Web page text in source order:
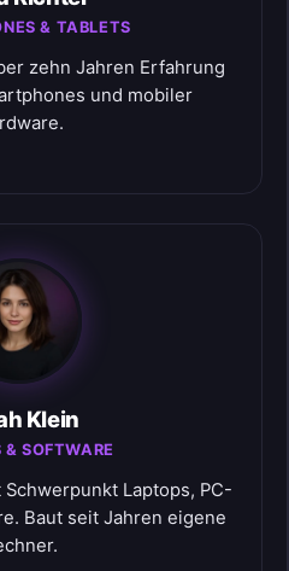
& TABLETS
zehn Jahren Erfahrung
und mobiler
Klein
SOFTWARE
Laptops, PC-
Baut seit Jahren eigene